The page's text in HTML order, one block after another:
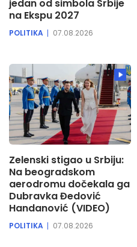
jedan od simbola Srbije
na Ekspu 2027
POLITIKA 07.08.2026
Zelenski stigao u Srbiju:
Na beogradskom
aerodromu dočekala ga
Dubravka Đedović
Handanović (VIDEO)
POLITIKA 07.08.2026